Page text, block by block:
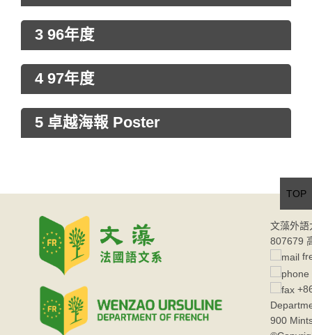
3 96年度
4 97年度
5 卓越海報 Poster
文藻外
807679
900
TOP